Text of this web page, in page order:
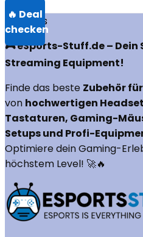
Über uns
🎮 eSports-Stuff.de – Dein
Streaming Equipment!
Finde das beste Zubehör
von hochwertigen
Tastaturen, Gaming-
Setups und Profi-
Optimiere dein Gaming-
höchstem Level! 🚀🔥